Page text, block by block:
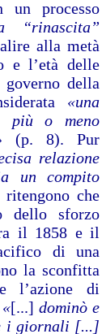
processo
“rinascita”
alla metà
e l’età delle
della
«una
più o meno
(p. 8). Pur
relazione
un compito
che
dello sforzo
il 1858 e il
di una
la sconfitta
l’azione di
«[...] dominò e
i giornali [...]